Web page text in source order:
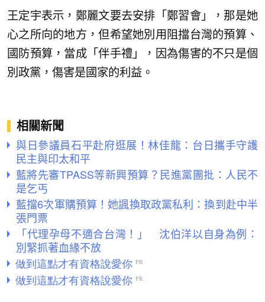
王定宇表示，鄭麗文要去安排「鄭習會」，那是她
心之所向的地方，但希望她別用阻擋台灣的預算、
國防預算，當成「伴手禮」，因為傷害的不只是個
別政黨，傷害是國家的利益。
相關新聞
與日參議員石平赴府逛展！林佳龍：台日攜手守護
民主與印太和平
藍將先審TPASS等新興預算？民進黨團批：人民不
是乞丐
藍擋6次軍購預算！她諷換取政黨私利：換到赴中半
張門票
「代理孕母不適合台灣！」 沈伯洋以自身為例：
別緊抓著血緣不放